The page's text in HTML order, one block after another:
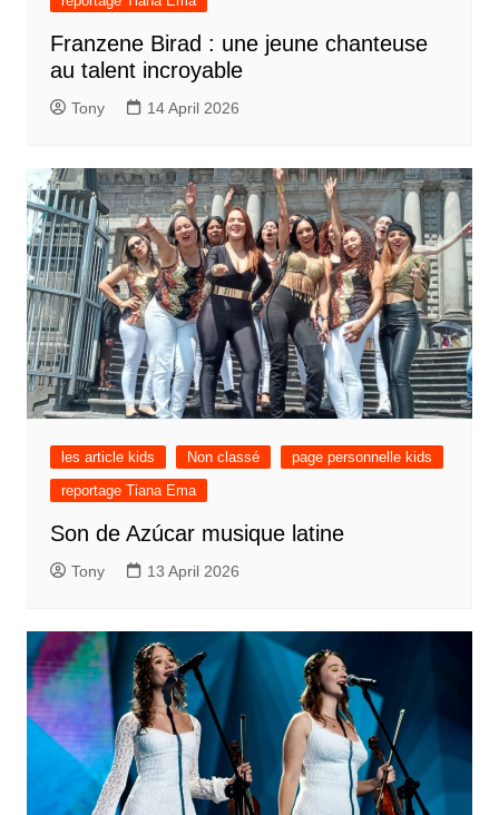
Franzene Birad : une jeune chanteuse
au talent incroyable
Tony 14 April 2026
les article kids Non classé
page personnelle kids
reportage Tiana Ema
Son de Azúcar musique latine
Tony 13 April 2026